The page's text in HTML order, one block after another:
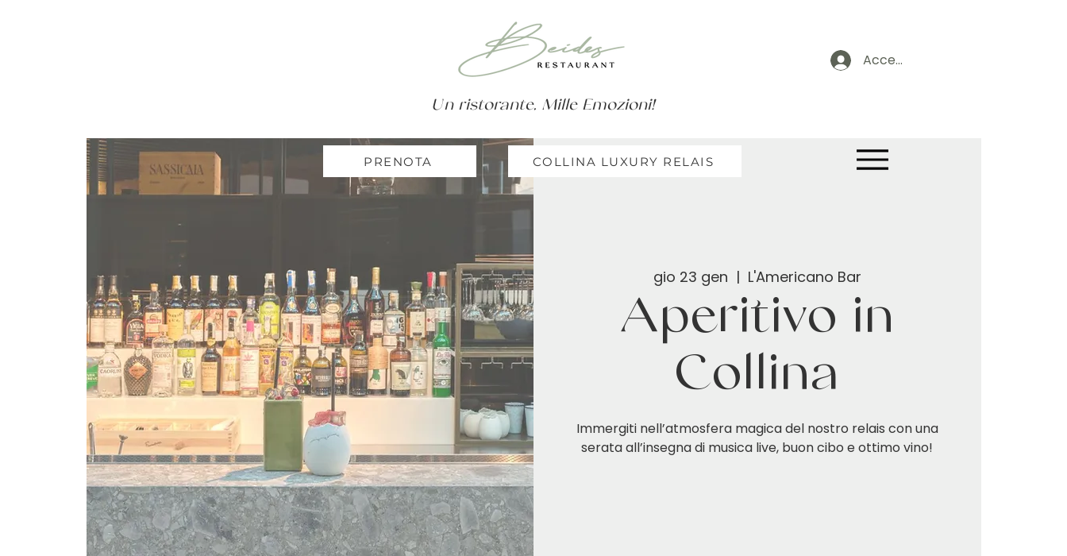
Accedi
Un ristorante, Mille Emozioni!
PRENOTA COLLINA LUXURY RELAIS
gio 23 gen
  |
L'Americano Bar
Aperitivo in
Collina
Immergiti nell’atmosfera magica del nostro relais con una
serata all’insegna di musica live, buon cibo e ottimo vino!